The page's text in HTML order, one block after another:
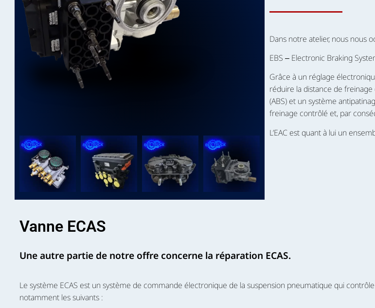
Dans notre atelier, nous nous
EBS ‒ Electronic Braking
Grâce à un réglage
réduire la distance de
(ABS) et un système
freinage contrôlé et, par
L’EAC est quant à lui un
Vanne ECAS
Une autre partie de notre offre concerne la réparation ECAS.
Le système ECAS est un système de commande électronique de la suspension pneumatique qui
notamment les suivants :